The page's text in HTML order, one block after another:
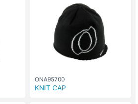
ONA95700
KNIT CAP